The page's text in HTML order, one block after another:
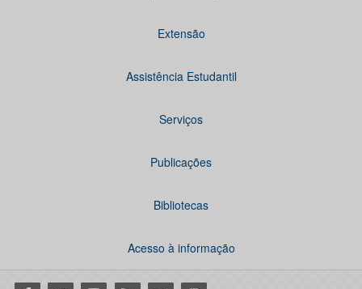
Extensão
Assistência Estudantil
Serviços
Publicações
Bibliotecas
Acesso à informação